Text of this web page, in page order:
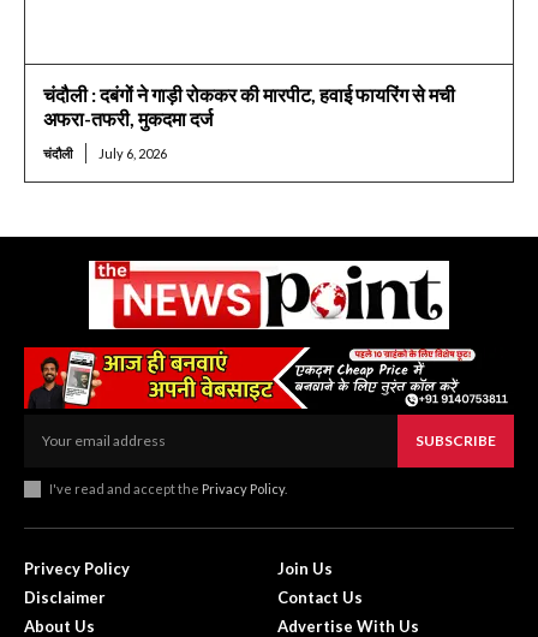
चंदौली : दबंगों ने गाड़ी रोककर की मारपीट, हवाई फायरिंग से मची
अफरा-तफरी, मुकदमा दर्ज
चंदौली July 6, 2026
SUBSCRIBE
I've read and accept the Privacy Policy.
Privecy Policy
Disclaimer
About Us
Join Us
Contact Us
Advertise With Us